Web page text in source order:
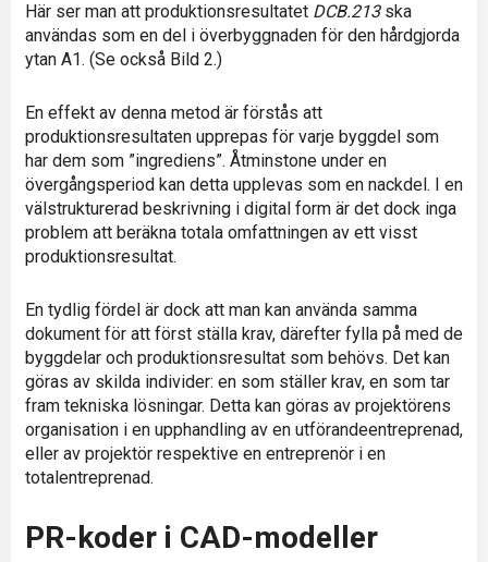
Här ser man att produktionsresultatet DCB.213ska
användas som en del i överbyggnaden för den hårdgjorda
ytan A1. (Se också Bild 2.)
En effekt av denna metod är förstås att
produktionsresultaten upprepas för varje byggdel som
har dem som ”ingrediens”. Åtminstone under en
övergångsperiod kan detta upplevas som en nackdel. I en
välstrukturerad beskrivning i digital form är det dock inga
problem att beräkna totala omfattningen av ett visst
produktionsresultat.
En tydlig fördel är dock att man kan använda samma
dokument för att först ställa krav, därefter fylla på med de
byggdelar och produktionsresultat som behövs. Det kan
göras av skilda individer: en som ställer krav, en som tar
fram tekniska lösningar. Detta kan göras av projektörens
organisation i en upphandling av en utförandeentreprenad,
eller av projektör respektive en entreprenör i en
totalentreprenad.
PR-koder i CAD-modeller